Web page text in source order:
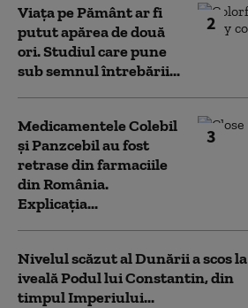
2
Viața pe Pământ ar fi
putut apărea de două
ori. Studiul care pune
sub semnul întrebării...
3
Medicamentele Colebil
și Panzcebil au fost
retrase din farmaciile
din România.
Explicația...
Nivelul scăzut al Dunării a scos la
iveală Podul lui Constantin, din
timpul Imperiului...